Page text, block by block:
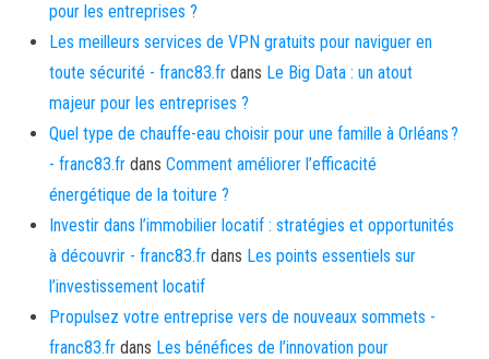
pour les entreprises ?
Les meilleurs services de VPN gratuits pour naviguer en
toute sécurité - franc83.fr dans Le Big Data : un atout
majeur pour les entreprises ?
Quel type de chauffe-eau choisir pour une famille à Orléans ?
- franc83.fr dans Comment améliorer l’efficacité
énergétique de la toiture ?
Investir dans l’immobilier locatif : stratégies et opportunités
à découvrir - franc83.fr dans Les points essentiels sur
l’investissement locatif
Propulsez votre entreprise vers de nouveaux sommets -
franc83.fr dans Les bénéfices de l’innovation pour